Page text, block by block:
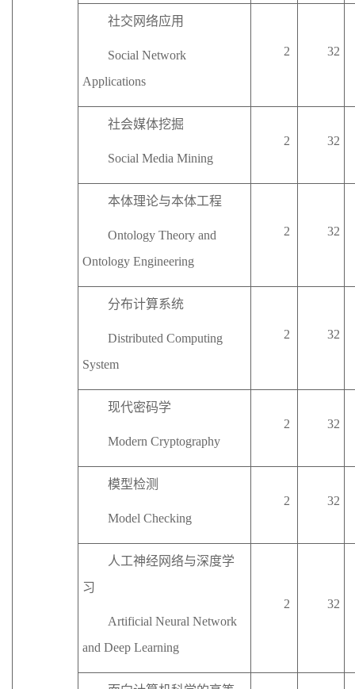
社交网络应用
Social Network
Applications
2 32
社会媒体挖掘
Social Media Mining
2 32
本体理论与本体工程
Ontology Theory and
Ontology Engineering
2 32
分布计算系统
Distributed Computing
System
2 32
现代密码学
Modern Cryptography
2 32
模型检测
Model Checking
2 32
人工神经网络与深度学
习
Artificial Neural Network
and Deep Learning
2 32